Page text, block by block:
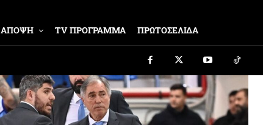
ΑΠΟΨΗ TV ΠΡΟΓΡΑΜΜΑ ΠΡΩΤΟΣΕΛΙΔΑ